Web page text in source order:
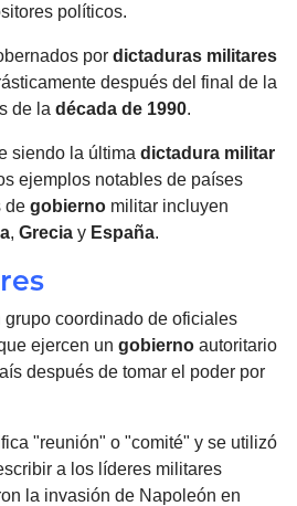
políticos.
por dictaduras militares
después del final de la
de la década de 1990.
siendo la última dictadura militar
ejemplos notables de países
de gobierno militar incluyen
, Grecia y España.
grupo coordinado de oficiales
ejercen un gobierno autoritario
después de tomar el poder por
"reunión" o "comité" y se utilizó
a los líderes militares
la invasión de Napoleón en